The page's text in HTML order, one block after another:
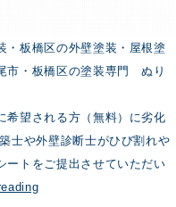
・板橋区の外壁塗装・屋根塗
市・板橋区の塗装専門 ぬり
希望される方（無料）に劣化
士や外壁診断士がひび割れや
ートをご提出させていただい
外